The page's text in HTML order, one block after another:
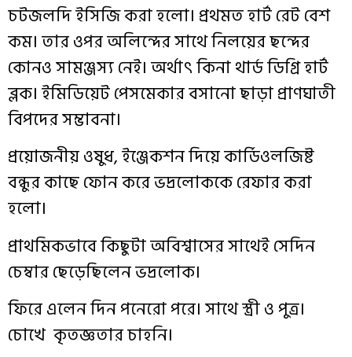
চটজলদিইসিজিকরাহলো। প্রথমতহার্টরেটবেশ
কম।তারওপরঅলিন্দেরসাথেনিলয়েরছন্দের
কোনওসামঞ্জস্যনেই।অর্থাৎকিনাথার্ডডিগ্রিহার্ট
ব্লক।ইমিডিয়েটপেসমেকারবসানোছাড়াপ্রাণঘাতী
বিপদেরসম্ভাবনা।
প্রয়োজনীয়ওষুধ,ইঞ্জেকশনদিয়েকার্ডিওলজিষ্ট
বন্ধুরকাছেফোনকরেভদ্রলোককেরেফারকরা
হলো।
প্রাথমিকভাবেকিছুটাঅবিশ্বাসেরসাথেইসেদিন
চেম্বারছেড়েছিলেনভদ্রলোক।
ফিরেএলেনদিনপনেরোপরে।সাথেস্ত্রীওপুত্র।
চোখে কৃতজ্ঞতারচাহনি।